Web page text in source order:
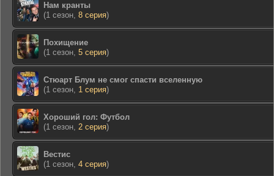
Нам кранты
(1 сезон, 8 серия)
Похищение
(1 сезон, 5 серия)
Стюарт Блум не смог спасти вселенную
(1 сезон, 1 серия)
Хороший гол: Футбол
(1 сезон, 2 серия)
Вестис
(1 сезон, 4 серия)